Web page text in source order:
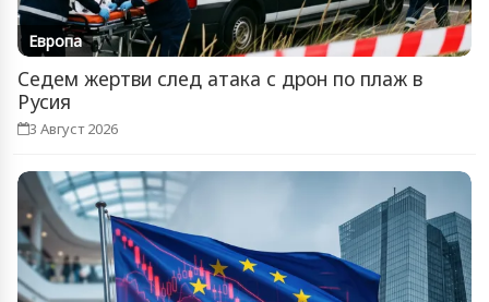
Европа
Седем жертви след атака с дрон по плаж в
Русия
3 Август 2026